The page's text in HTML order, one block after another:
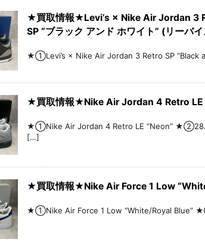
★買取情報★Levi’s × Nike Air Jordan 3
SP “ブラック アンド ホワイト” (リーバ
★①Levi’s × Nike Air Jordan 3 Retro SP
★買取情報★Nike Air Jordan 4 Retro LE
★①Nike Air Jordan 4 Retro LE “Neon”
[…]
★買取情報★Nike Air Force 1 Low
★①Nike Air Force 1 Low “White/Royal Blue”